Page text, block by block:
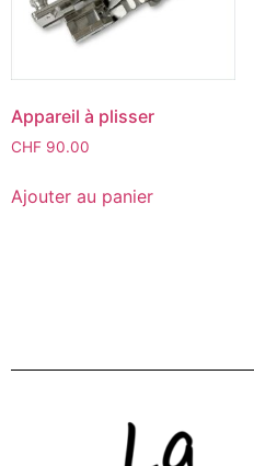
Appareil à plisser
CHF 90.00
Ajouter au panier